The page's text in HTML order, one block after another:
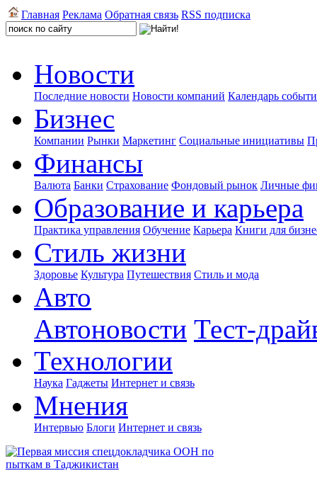
Главная Реклама Обратная связь RSS подписка
Новости
Последние новости Новости компаний Календарь
Бизнес
Компании Рынки Маркетинг Социальные инициативы
Финансы
Валюта Банки Страхование Фондовый рынок Личные
Образование и карьера
Практика управления Обучение Карьера Книги для
Стиль жизни
Здоровье Культура Путешествия Стиль и мода
Авто
Автоновости Тест-
Технологии
Наука Гаджеты Интернет и связь
Мнения
Интервью Блоги Интернет и связь